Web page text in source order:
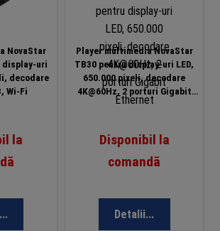
NovaStar
display-uri
decodare
Wi-Fi
la
Player multimedia NovaStar
TB30 pentru display-uri LED,
650.000 pixeli, decodare
4K@60Hz, 2 porturi Gigabit
Ethernet
Disponibil la
comandă
Detalii...